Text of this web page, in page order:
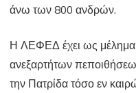
άνω των 800 ανδρών.
Η ΛΕΦΕΔ έχει ως μέλημα
ανεξαρτήτων
την Πατρίδα τόσο εν